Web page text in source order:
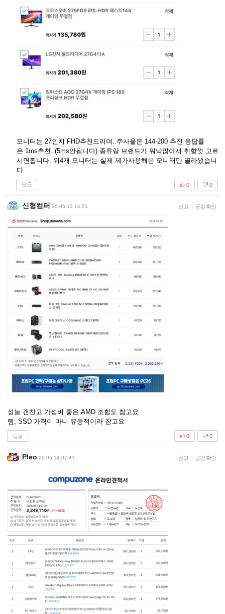
모니터는 27인치 FHD추천드리며..주사율은 144-200 추천 응답률
은 1ms추천..(5ms안됩니다) 종류랑 브랜드가 워낙많아서 취향껏 고르
시면됩니다. 위4개 모니터는 실제 제가사용해본 모니터만 골라봤습니
다.
답글 0
0
신형컴터 26-05-13 14:51 신고 | 공감 확인
성능 갠찬고 가성비 좋은 AMD 조합도 참고요
램, SSD 가격이 마니 유동적이라 참고요
답글 0
0
Pleo 26-05-14 07:43 신고 | 공감 확인